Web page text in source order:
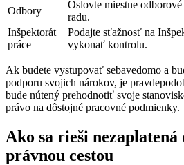
Odbory
Oslovte miestne
radu.
Inšpektorát
práce
Podajte sťažnosť na
vykonať kontrolu.
Ak budete vystupovať sebavedomo a
podporu svojich nárokov, je
bude nútený prehodnotiť svoje
právo na dôstojné pracovné podmienky.
Ako sa rieši nezaplatená
právnou cestou